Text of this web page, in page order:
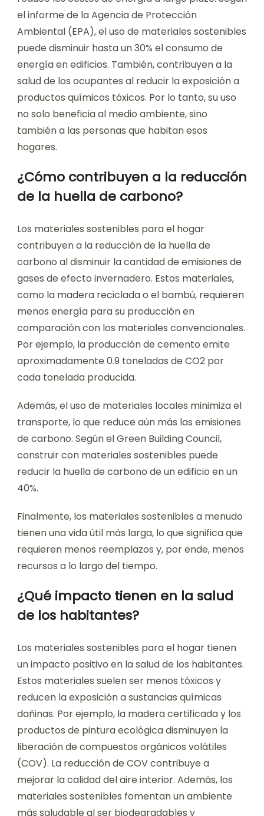
el informe de la Agencia de Protección
Ambiental (EPA), el uso de materiales sostenibles
puede disminuir hasta un 30% el consumo de
energía en edificios. También, contribuyen a la
salud de los ocupantes al reducir la exposición a
productos químicos tóxicos. Por lo tanto, su uso
no solo beneficia al medio ambiente, sino
también a las personas que habitan esos
hogares.
¿Cómo contribuyen a la reducción
de la huella de carbono?
Los materiales sostenibles para el hogar
contribuyen a la reducción de la huella de
carbono al disminuir la cantidad de emisiones de
gases de efecto invernadero. Estos materiales,
como la madera reciclada o el bambú, requieren
menos energía para su producción en
comparación con los materiales convencionales.
Por ejemplo, la producción de cemento emite
aproximadamente 0.9 toneladas de CO2 por
cada tonelada producida.
Además, el uso de materiales locales minimiza el
transporte, lo que reduce aún más las emisiones
de carbono. Según el Green Building Council,
construir con materiales sostenibles puede
reducir la huella de carbono de un edificio en un
40%.
Finalmente, los materiales sostenibles a menudo
tienen una vida útil más larga, lo que significa que
requieren menos reemplazos y, por ende, menos
recursos a lo largo del tiempo.
¿Qué impacto tienen en la salud
de los habitantes?
Los materiales sostenibles para el hogar tienen
un impacto positivo en la salud de los habitantes.
Estos materiales suelen ser menos tóxicos y
reducen la exposición a sustancias químicas
dañinas. Por ejemplo, la madera certificada y los
productos de pintura ecológica disminuyen la
liberación de compuestos orgánicos volátiles
(COV). La reducción de COV contribuye a
mejorar la calidad del aire interior. Además, los
materiales sostenibles fomentan un ambiente
más saludable al ser biodegradables y